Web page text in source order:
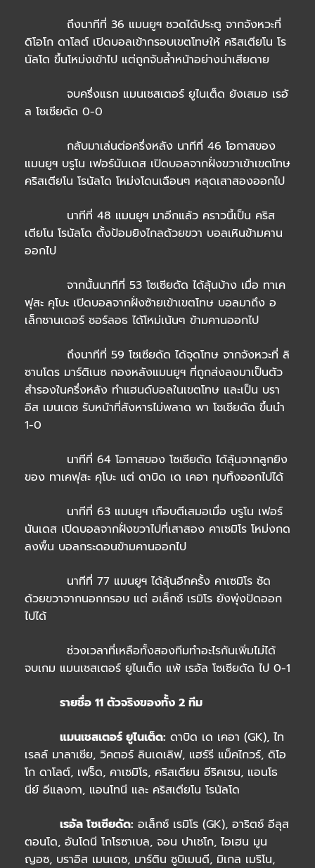
ถึงนาทีที่ 36 แมนยูฯ ชวดได้ประตู จากจังหวะที่
ดิโอโก ดาโลต์ เปิดบอลเข้ากรอบเขตโทษให้ คริสเตียโน โร
นัลโด ขึ้นโหม่งเข้าไป แต่ถูกจับล้ำหน้าอย่างน่าเสียดาย
จบครึ่งแรก แมนเชสเตอร์ ยูไนเต็ด ยังเสมอ เรอั
ล โซเซียดัด 0-0
กลับมาเล่นต่อครึ่งหลัง นาทีที่ 46 โอกาสของ
แมนยูฯ บรูโน เฟอร์นันเดส เปิดบอลจากฝั่งขวาเข้าเขตโทษ
คริสเตียโน โรนัลโด โหม่งโดนเฉือนๆ หลุดเสาสองออกไป
นาทีที่ 48 แมนยูฯ มาอีกแล้ว คราวนี้เป็น คริส
เตียโน โรนัลโด ตั้งป้อมยิงไกลด้วยขวา บอลเหินข้ามคาน
ออกไป
จากนั้นนาทีที่ 53 โซเซียดัด ได้ลุ้นบ้าง เมื่อ ทาเค
ฟุสะ คุโบะ เปิดบอลจากฝั่งซ้ายเข้าเขตโทษ บอลมาถึง อ
เล็กซานเดอร์ ซอร์ลอธ ได้โหม่เน้นๆ ข้ามคานออกไป
ถึงนาทีที่ 59 โซเซียดัด ได้จุดโทษ จากจังหวะที่ ลิ
ซานโดร มาร์ติเนซ กองหลังแมนยูฯ ที่ถูกส่งลงมาเป็นตัว
สำรองในครึ่งหลัง ทำแฮนด์บอลในเขตโทษ และเป็น บรา
อิส เมนเดซ รับหน้าที่สังหารไม่พลาด พา โซเซียดัด ขึ้นนำ
1-0
นาทีที่ 64 โอกาสของ โซเซียดัด ได้ลุ้นจากลูกยิง
ของ ทาเคฟุสะ คุโบะ แต่ ดาบิด เด เคอา ทุบทิ้งออกไปได้
นาทีที่ 63 แมนยูฯ เกือบตีเสมอเมื่อ บรูโน เฟอร์
นันเดส เปิดบอลจากฝั่งขวาไปที่เสาสอง คาเซมิโร โหม่งกด
ลงพื้น บอลกระดอนข้ามคานออกไป
นาทีที่ 77 แมนยูฯ ได้ลุ้นอีกครั้ง คาเซมิโร ซัด
ด้วยขวาจากนอกกรอบ แต่ อเล็กซ์ เรมิโร ยังพุ่งปัดออก
ไปได้
ช่วงเวลาที่เหลือทั้งสองทีมทำอะไรกันเพิ่มไม่ได้
จบเกม แมนเชสเตอร์ ยูไนเต็ด แพ้ เรอัล โซเซียดัด ไป 0-1
รายชื่อ 11 ตัวจริงของทั้ง 2 ทีม
แมนเชสเตอร์ ยูไนเต็ด: ดาบิด เด เคอา (GK), ไท
เรลล์ มาลาเซีย, วิคตอร์ ลินเดเลิฟ, แฮร์รี แม็คไกวร์, ดิโอ
โก ดาโลต์, เฟร็ด, คาเซมิโร, คริสเตียน อีริคเซน, แอนโธ
นีย์ อีแลงกา, แอนโทนี และ คริสเตียโน โรนัลโด
เรอัล โซเซียดัด: อเล็กซ์ เรมิโร (GK), อาริตซ์ อีลุส
ตอนโด, อันโดนี โกโรซาเบล, จอน ปาเชโก, ไอเฮน มูน
ญอซ, บราอิส เมนเดซ, มาร์ติน ซูบิเมนดี, มิเกล เมริโน,